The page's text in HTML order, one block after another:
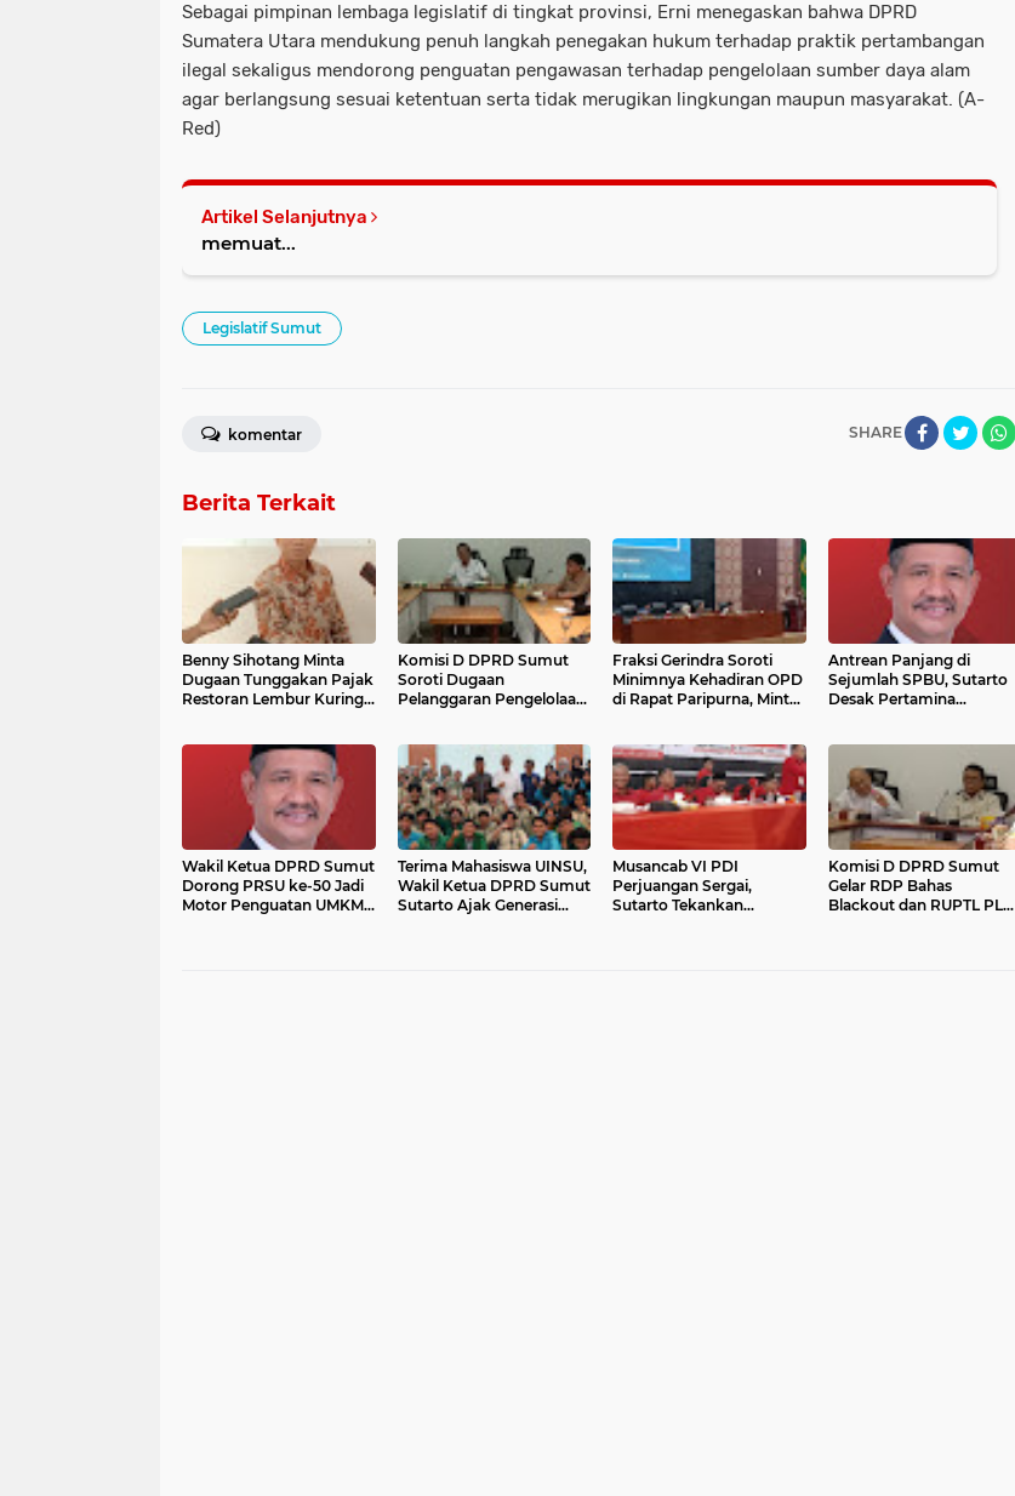
Sebagai pimpinan lembaga legislatif di tingkat provinsi, Erni menegaskan bahwa DPRD
Sumatera Utara mendukung penuh langkah penegakan hukum terhadap praktik pertambangan
ilegal sekaligus mendorong penguatan pengawasan terhadap pengelolaan sumber daya alam
agar berlangsung sesuai ketentuan serta tidak merugikan lingkungan maupun masyarakat. (A-
Red)
Artikel Selanjutnya
memuat...
Legislatif Sumut
SHARE
komentar
Berita Terkait
Benny Sihotang Minta
Dugaan Tunggakan Pajak
Restoran Lembur Kuring
Komisi D DPRD Sumut
Soroti Dugaan
Pelanggaran Pengelolaan
Akan Dilibatkan dalam
RDP Lanjutan
Fraksi Gerindra Soroti
Minimnya Kehadiran OPD
di Rapat Paripurna, Minta
APBD 2025
Antrean Panjang di
Sejumlah SPBU, Sutarto
Desak Pertamina
Wakil Ketua DPRD Sumut
Dorong PRSU ke-50 Jadi
Motor Penguatan UMKM
Terima Mahasiswa UINSU,
Wakil Ketua DPRD Sumut
Sutarto Ajak Generasi
Musancab VI PDI
Perjuangan Sergai,
Sutarto Tekankan
Komisi D DPRD Sumut
Gelar RDP Bahas
Blackout dan RUPTL PLN,